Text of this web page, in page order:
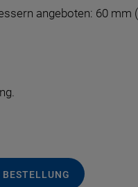
angeboten: 60 mm